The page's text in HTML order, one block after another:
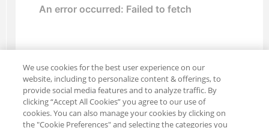
We use cookies for the best user experience on our
website, including to personalize content & offerings, to
provide social media features and to analyze traffic. By
clicking “Accept All Cookies” you agree to our use of
cookies. You can also manage your cookies by clicking on
the "Cookie Preferences" and selecting the categories you